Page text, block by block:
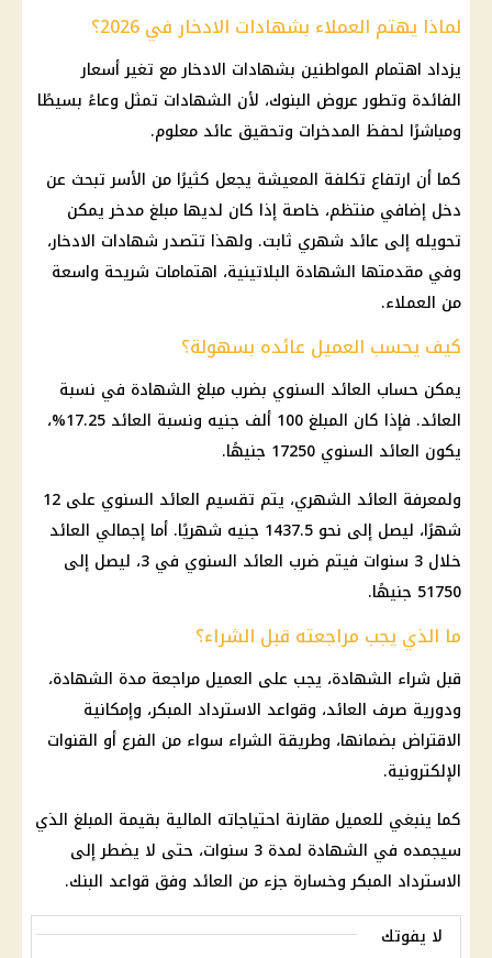
لماذا يهتم العملاء بشهادات الادخار في 2026؟
يزداد اهتمام المواطنين بشهادات الادخار مع تغيرأسعار
الفائدة وتطور عروض البنوك، لأن الشهادات تمثل وعاءً بسيطًا
ومباشرًا لحفظ المدخرات وتحقيق عائد معلوم.
كما أن ارتفاع تكلفة المعيشة يجعل كثيرًا من الأسر تبحث عن
دخل إضافي منتظم، خاصة إذا كان لديها مبلغ مدخر يمكن
تحويله إلى عائد شهري ثابت. ولهذا تتصدرشهادات الادخار،
وفي مقدمتها الشهادة البلاتينية، اهتمامات شريحة واسعة
من العملاء.
كيف يحسب العميل عائده بسهولة؟
يمكن حساب العائد السنوي بضرب مبلغ الشهادة في نسبة
العائد. فإذا كان المبلغ 100 ألف جنيه ونسبة
العائد 17
.25%،
يكون العائد السنوي 17250 جنيهًا.
ولمعرفة العائد الشهري
، يتم تقسيم العائد السنوي على 12
شهرًا، ليصل إلى نحو 1437.5 جنيه شهريًا. أما إجمالي العائد
خلال 3 سنوات فيتم ضرب العائد السنوي في 3، ليصل إلى
51750 جنيهًا.
ما الذي يجب مراجعته قبل الشراء؟
قبل شراء الشهادة، يجب على العميل مراجعة مدة الشهادة،
ودورية صرف العائد، وقواعد الاسترداد المبكر، وإمكانية
الاقتراض بضمانها، وطريقة الشراء سواء من الفرع أو القنوات
الإلكترونية.
كما ينبغي للعميل مقارنة احتياجاته المالية بقيمة المبلغ الذي
سيجمده في الشهادة لمدة 3 سنوات، حتى لا يضطر إلى
الاسترداد المبكر وخسارة جزء من العائد وفق قواعد البنك.
لا يفوتك